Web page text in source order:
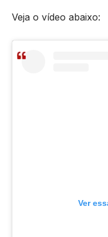
Veja o vídeo abaixo:
Ver